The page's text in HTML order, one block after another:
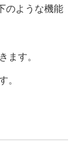
のような機能
す。